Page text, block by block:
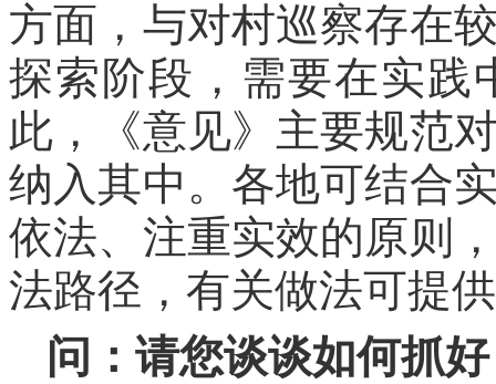
方面，与对村巡察存在
探索阶段，需要在实践
此，《意见》主要规范
纳入其中。各地可结合
依法、注重实效的原则
法路径，有关做法可提
问：请您谈谈如何抓